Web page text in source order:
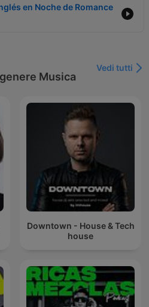
en Noche de Romance
Musica
Vedi tutti
Downtown - House & Tech
house